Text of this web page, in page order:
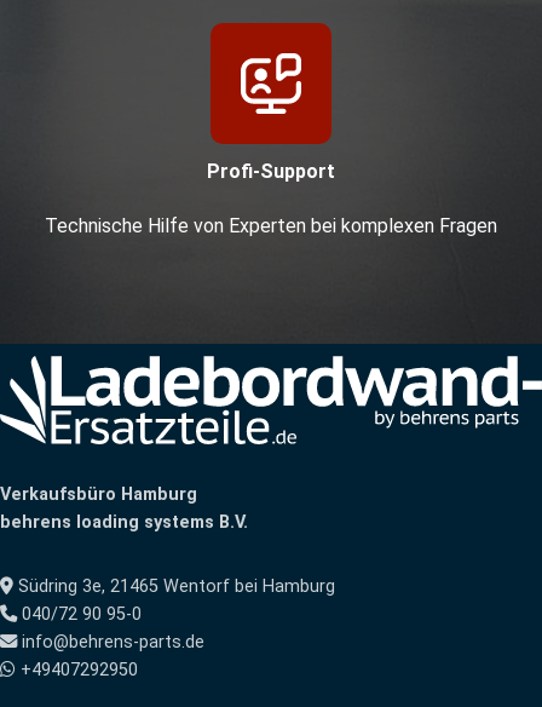
Profi-Support
Technische Hilfe von Experten bei komplexen Fragen
Verkaufsbüro Hamburg
behrens loading systems B.V.
Südring 3e, 21465 Wentorf bei Hamburg
040/72 90 95-0
info@behrens-parts.de
+49407292950